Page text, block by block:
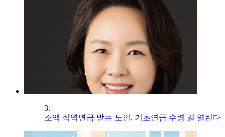
3.
소액 직역연금 받는 노인, 기초연금 수령 길 열린다